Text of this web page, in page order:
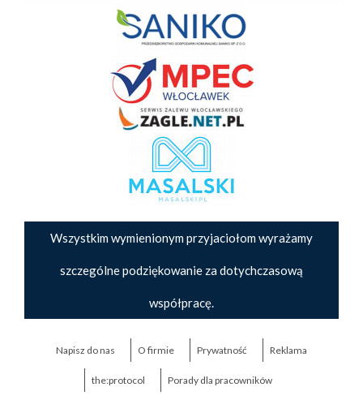
Wszystkim wymienionym przyjaciołom wyrażamy
szczególne podziękowanie za dotychczasową
współpracę.
Napisz do nas O firmie Prywatność Reklama
the:protocol Porady dla pracowników